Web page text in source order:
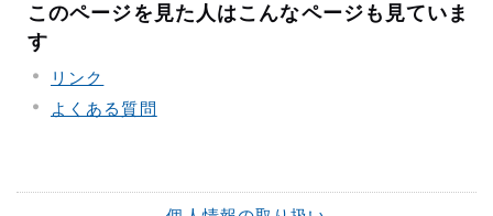
このページを見た人はこんなページも見ていま
す
リンク
よくある質問